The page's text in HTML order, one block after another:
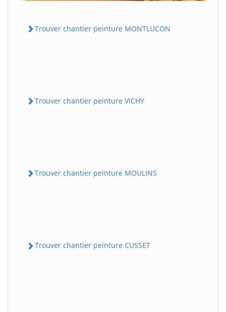
Trouver chantier peinture MONTLUCON
Trouver chantier peinture VICHY
Trouver chantier peinture MOULINS
Trouver chantier peinture CUSSET